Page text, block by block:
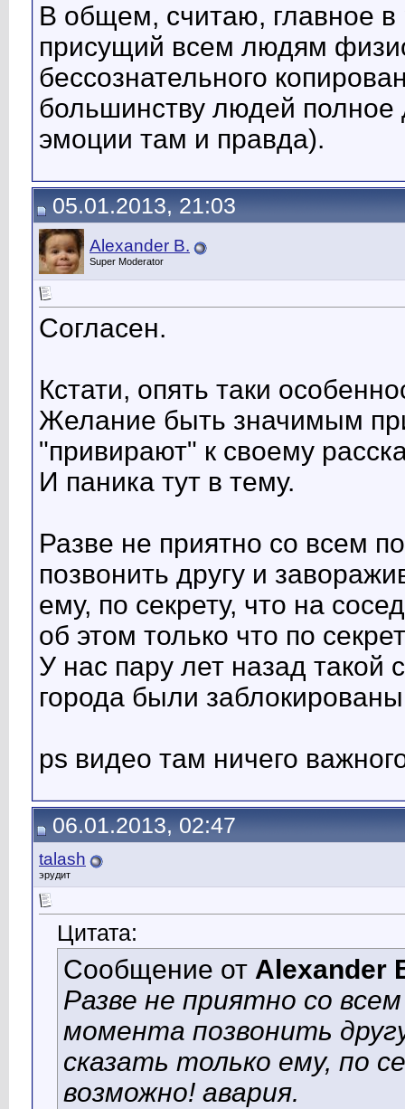
В общем, считаю, главное в
присущий всем людям
бессознательного
большинству людей
эмоции там и правда).
05.01.2013, 21:03
Alexander B.
Super Moderator
Согласен.
Кстати, опять таки
Желание быть значимым
"привирают" к своему
И паника тут в тему.
Разве не приятно со всем
позвонить другу и
ему, по секрету, что на
об этом только что по
У нас пару лет назад
города были
ps видео там ничего
06.01.2013, 02:47
talash
эрудит
Цитата:
Сообщение от Alexander
Разве не приятно со
момента позвонить
сказать только ему, по
возможно! авария.